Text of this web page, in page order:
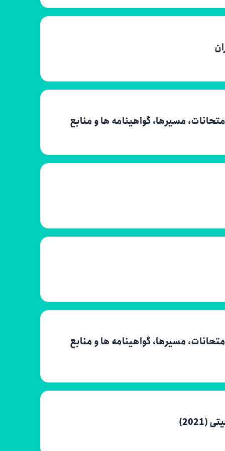
مسیرها، گواهینامه ها و منابع
مسیرها، گواهینامه ها و منابع